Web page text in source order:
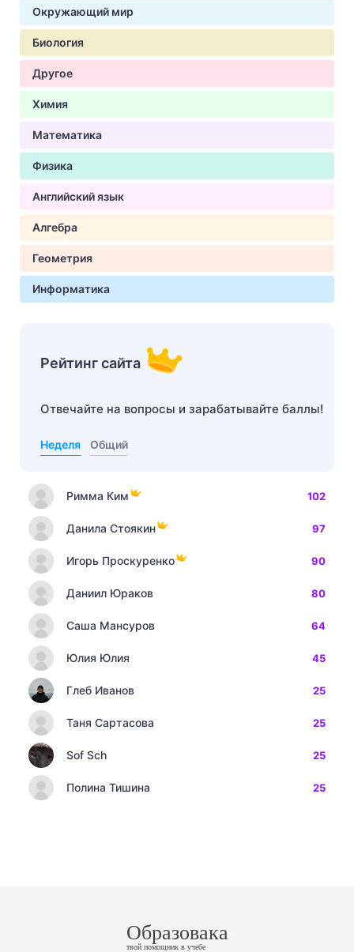
Окружающий мир
Биология
Другое
Химия
Математика
Физика
Английский язык
Алгебра
Геометрия
Информатика
Рейтинг сайта
Отвечайте на вопросы и зарабатывайте баллы!
Неделя Общий
Римма Ким 102
Данила Стоякин 97
Игорь Проскуренко 90
Даниил Юраков 80
Саша Мансуров 64
Юлия Юлия 45
Глеб Иванов 25
Таня Сартасова 25
Sof Sch 25
Полина Тишина 25
Образовака
твой помощник в учебе